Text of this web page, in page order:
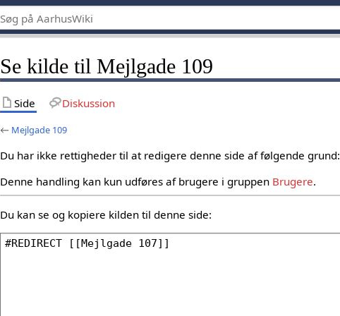
Se kilde til Mejlgade 109
Side Diskussion
← Mejlgade 109
Du har ikke rettigheder til at redigere denne side af følgende grund:
Denne handling kan kun udføres af brugere i gruppen Brugere.
Du kan se og kopiere kilden til denne side: